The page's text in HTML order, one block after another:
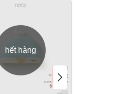
hết hàng